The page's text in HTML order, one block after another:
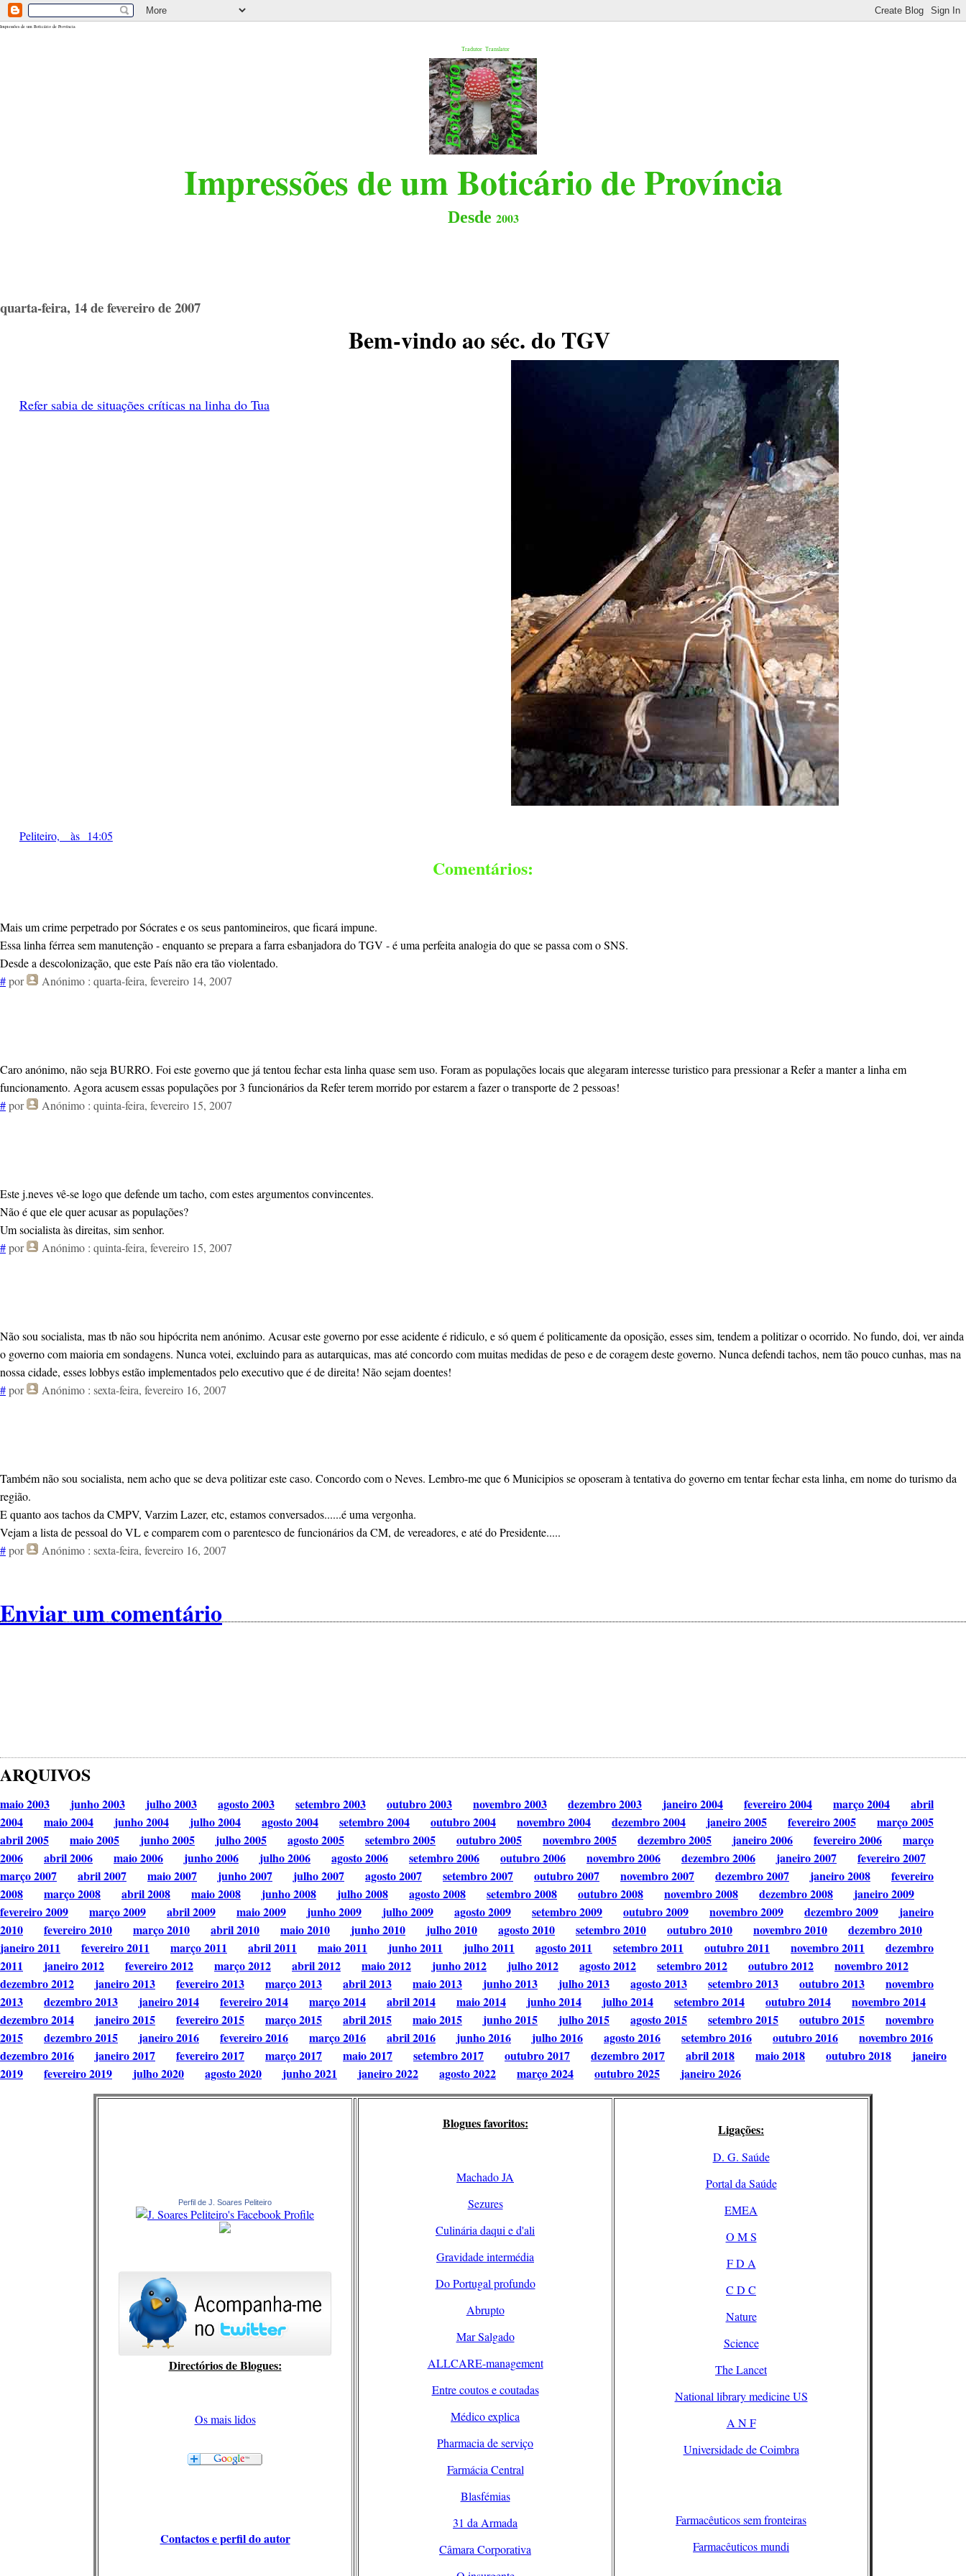
<$BlogRSDUrl$>
Impressões de um Boticário de Província
Tradutor Translator
Impressões de um Boticário de Província
Desde 2003
quarta-feira, 14 de fevereiro de 2007
Bem-vindo ao séc. do TGV
Refer sabia de situações críticas na linha do Tua
Peliteiro, às 14:05
Comentários:
Mais um crime perpetrado por Sócrates e os seus pantomineiros, que ficará impune.
Essa linha férrea sem manutenção - enquanto se prepara a farra esbanjadora do TGV - é uma perfeita analogia do que se passa com o SNS.
Desde a descolonização, que este País não era tão violentado.
#por Anónimo : quarta-feira, fevereiro 14, 2007
Caro anónimo, não seja BURRO. Foi este governo que já tentou fechar esta linha quase sem uso. Foram as populações locais que alegaram interesse turistico para pressionar a Refer a manter a linha em
funcionamento. Agora acusem essas populações por 3 funcionários da Refer terem morrido por estarem a fazer o transporte de 2 pessoas!
#por Anónimo : quinta-feira, fevereiro 15, 2007
Este j.neves vê-se logo que defende um tacho, com estes argumentos convincentes.
Não é que ele quer acusar as populações?
Um socialista às direitas, sim senhor.
#por Anónimo : quinta-feira, fevereiro 15, 2007
Não sou socialista, mas tb não sou hipócrita nem anónimo. Acusar este governo por esse acidente é ridiculo, e só quem é politicamente da oposição, esses sim, tendem a politizar o ocorrido. No fundo, doi, ver ainda
o governo com maioria em sondagens. Nunca votei, excluindo para as autarquicas, mas até concordo com muitas medidas de peso e de coragem deste governo. Nunca defendi tachos, nem tão pouco cunhas, mas na
nossa cidade, esses lobbys estão implementados pelo executivo que é de direita! Não sejam doentes!
#por Anónimo : sexta-feira, fevereiro 16, 2007
Também não sou socialista, nem acho que se deva politizar este caso. Concordo com o Neves. Lembro-me que 6 Municipios se oposeram à tentativa do governo em tentar fechar esta linha, em nome do turismo da
região.
E quanto aos tachos da CMPV, Varzim Lazer, etc, estamos conversados......é uma vergonha.
Vejam a lista de pessoal do VL e comparem com o parentesco de funcionários da CM, de vereadores, e até do Presidente.....
#por Anónimo : sexta-feira, fevereiro 16, 2007
Enviar um comentário
ARQUIVOS
maio 2003 junho 2003 julho 2003 agosto 2003 setembro 2003 outubro 2003 novembro 2003 dezembro 2003 janeiro 2004 fevereiro 2004 março 2004
abril
2004
maio 2004 junho 2004 julho 2004 agosto 2004 setembro 2004 outubro 2004 novembro 2004 dezembro 2004 janeiro 2005 fevereiro 2005
março 2005
abril 2005
maio 2005 junho 2005 julho 2005 agosto 2005 setembro 2005 outubro 2005 novembro 2005 dezembro 2005 janeiro 2006 fevereiro 2006
março
2006
abril 2006 maio 2006 junho 2006 julho 2006 agosto 2006 setembro 2006 outubro 2006 novembro 2006 dezembro 2006 janeiro 2007
fevereiro 2007
março 2007
abril 2007 maio 2007 junho 2007 julho 2007 agosto 2007 setembro 2007 outubro 2007 novembro 2007 dezembro 2007 janeiro 2008
fevereiro
2008
março 2008 abril 2008 maio 2008 junho 2008 julho 2008 agosto 2008 setembro 2008 outubro 2008 novembro 2008 dezembro 2008
janeiro 2009
fevereiro 2009
março 2009 abril 2009 maio 2009 junho 2009 julho 2009 agosto 2009 setembro 2009 outubro 2009 novembro 2009 dezembro 2009
janeiro
2010
fevereiro 2010 março 2010 abril 2010 maio 2010 junho 2010 julho 2010 agosto 2010 setembro 2010 outubro 2010 novembro 2010
dezembro 2010
janeiro 2011
fevereiro 2011 março 2011 abril 2011 maio 2011 junho 2011 julho 2011 agosto 2011 setembro 2011 outubro 2011 novembro 2011
dezembro
2011
janeiro 2012 fevereiro 2012 março 2012 abril 2012 maio 2012 junho 2012 julho 2012 agosto 2012 setembro 2012 outubro 2012
novembro 2012
dezembro 2012
janeiro 2013 fevereiro 2013 março 2013 abril 2013 maio 2013 junho 2013 julho 2013 agosto 2013 setembro 2013 outubro 2013
novembro
2013
dezembro 2013 janeiro 2014 fevereiro 2014 março 2014 abril 2014 maio 2014 junho 2014 julho 2014 setembro 2014 outubro 2014
novembro 2014
dezembro 2014
janeiro 2015 fevereiro 2015 março 2015 abril 2015 maio 2015 junho 2015 julho 2015 agosto 2015 setembro 2015 outubro 2015
novembro
2015
dezembro 2015 janeiro 2016 fevereiro 2016 março 2016 abril 2016 junho 2016 julho 2016 agosto 2016 setembro 2016 outubro 2016
novembro 2016
dezembro 2016
janeiro 2017 fevereiro 2017 março 2017 maio 2017 setembro 2017 outubro 2017 dezembro 2017 abril 2018 maio 2018 outubro 2018
janeiro
2019
fevereiro 2019 julho 2020 agosto 2020 junho 2021 janeiro 2022 agosto 2022 março 2024 outubro 2025 janeiro 2026
Perfil de J. Soares Peliteiro
Directórios de Blogues:
Os mais lidos
Contactos e perfil do autor
Blogues favoritos:
Machado JA
Sezures
Culinária daqui e d'ali
Gravidade intermédia
Do Portugal profundo
Abrupto
Mar Salgado
ALLCARE-management
Entre coutos e coutadas
Médico explica
Pharmacia de serviço
Farmácia Central
Blasfémias
31 da Armada
Câmara Corporativa
Ligações:
D. G. Saúde
Portal da Saúde
EMEA
O M S
F D A
C D C
Nature
Science
The Lancet
National library medicine US
A N F
Universidade de Coimbra
Farmacêuticos sem fronteiras
Farmacêuticos mundi